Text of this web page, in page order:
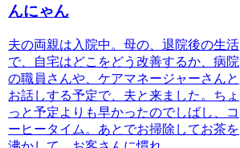
んにゃん
夫の両親は入院中。母の、退院後の生活
で、自宅はどこをどう改善するか、病院
の職員さんや、ケアマネージャーさんと
お話しする予定で、夫と来ました。ちょ
っと予定よりも早かったのでしばし、コ
ーヒータイム。あとでお掃除してお茶を